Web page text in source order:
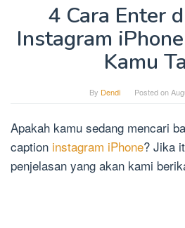
4 Cara Enter
Instagram
Kamu
By Dendi Posted on
Apakah kamu sedang mencari
caption instagram iPhone? Jika
penjelasan yang akan kami